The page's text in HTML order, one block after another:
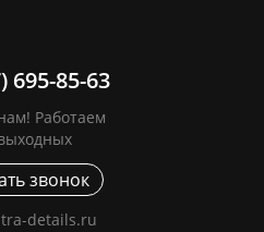
695-85-63
Работаем
звонок
details.ru